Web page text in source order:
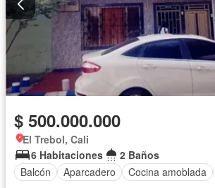
$ 500.000.000
El Trebol, Cali
6 Habitaciones
2 Baños
Balcón
Aparcadero Cocina amoblada